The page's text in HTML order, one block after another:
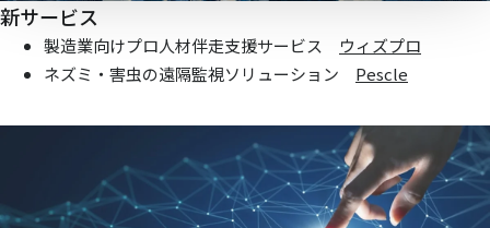
新サービス
製造業向けプロ人材伴走支援サービス ウィズプロ
ネズミ・害虫の遠隔監視ソリューション Pescle